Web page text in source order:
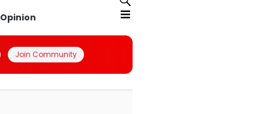
Opinion
Join Community